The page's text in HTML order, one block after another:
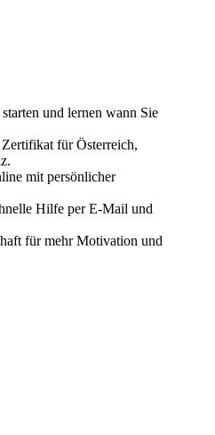
und lernen wann Sie
für Österreich,
mit persönlicher
Hilfe per E-Mail und
für mehr Motivation und